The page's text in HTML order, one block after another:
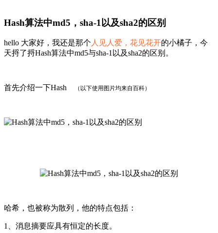
Hash算法中md5，sha-1以及sha2的区别
hello 大家好，我还是那个 人见人爱，花见花开的小橘子，今
天捋了捋Hash算法中md5与sha-1以及sha2的区别。
首先介绍一下Hash （以下使用图片均来自百科）
哈希，也被称为散列，他的特点包括：
1、消息摘要应具有恒定的长度。